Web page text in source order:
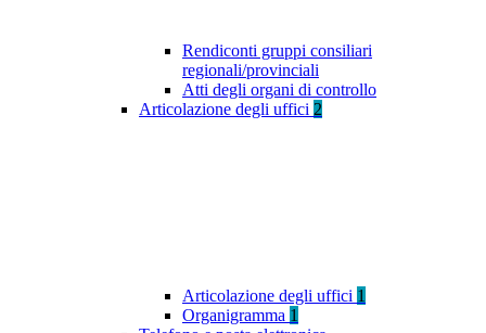
Rendiconti gruppi consiliari
regionali/provinciali
Atti degli organi di controllo
Articolazione degli uffici 2
Articolazione degli uffici 1
Organigramma 1